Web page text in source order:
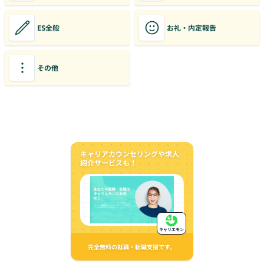
ES全般 お礼・内定報告
その他
キャリアカウンセリングや求人
紹介サービスも！
完全無料の就職・転職支援です。
キャリエモン